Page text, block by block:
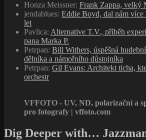
Honza Meissner: Frank Zappa, velký
jendablues: Eddie Boyd, dal nám více
let
Pavlica: Alternative T.V., příběh
pana Marka P.
Petrpan: Bill Withers, úspěšná
dělníka a námořního důstojníka
Petrpan: Gil Evans: Architekt ticha,
orchestr
VFFOTO - UV, ND, polarizační a
pro fotografy | vffoto.com
Dig Deeper with…